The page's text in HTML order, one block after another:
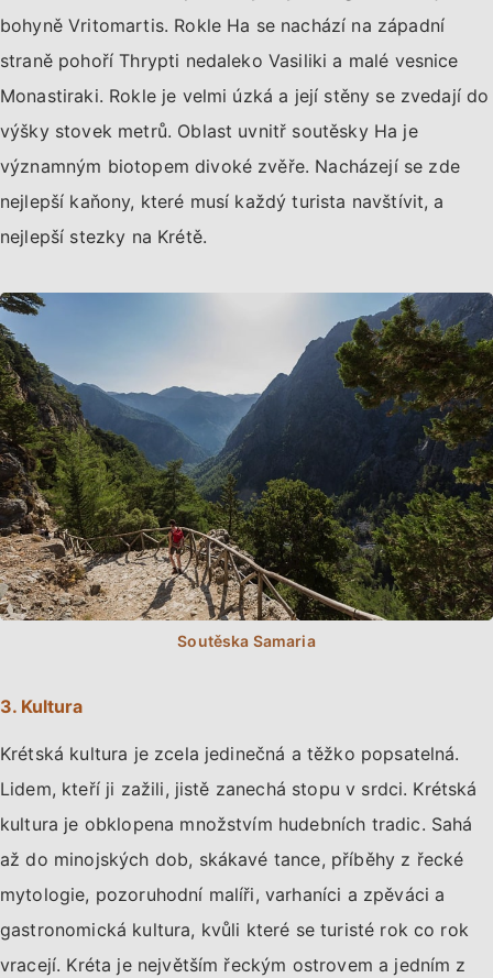
bohyně Vritomartis. Rokle Ha se nachází na západní
straně pohoří Thrypti nedaleko Vasiliki a malé vesnice
Monastiraki. Rokle je velmi úzká a její stěny se zvedají do
výšky stovek metrů. Oblast uvnitř soutěsky Ha je
významným biotopem divoké zvěře. Nacházejí se zde
nejlepší kaňony, které musí každý turista navštívit, a
nejlepší stezky na Krétě.
3. Kultura
Krétská kultura je zcela jedinečná a těžko popsatelná.
Lidem, kteří ji zažili, jistě zanechá stopu v srdci. Krétská
kultura je obklopena množstvím hudebních tradic. Sahá
až do minojských dob, skákavé tance, příběhy z řecké
mytologie, pozoruhodní malíři, varhaníci a zpěváci a
gastronomická kultura, kvůli které se turisté rok co rok
vracejí. Kréta je největším řeckým ostrovem a jedním z